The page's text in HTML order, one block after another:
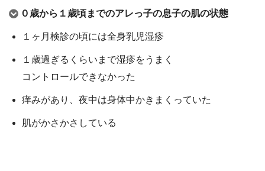
０歳から１歳頃までのアレっ子の息子の肌の状態
１ヶ月検診の頃には全身乳児湿疹
１歳過ぎるくらいまで湿疹をうまく
コントロールできなかった
痒みがあり、夜中は身体中かきまくっていた
肌がかさかさしている